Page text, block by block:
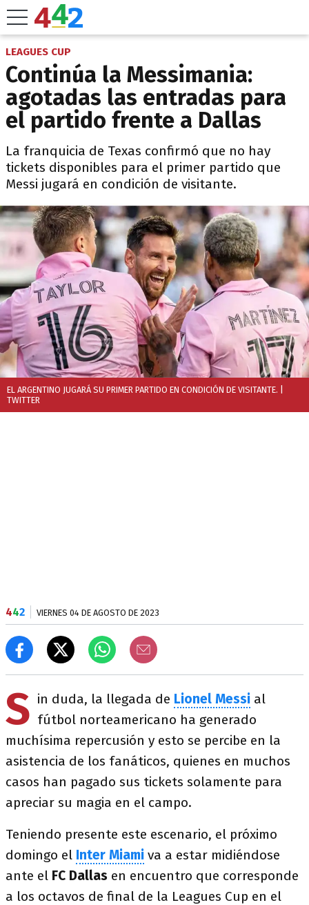
LEAGUES CUP
Continúa la Messimania:
agotadas las entradas para
el partido frente a Dallas
La franquicia de Texas confirmó que no hay
tickets disponibles para el primer partido que
Messi jugará en condición de visitante.
EL ARGENTINO JUGARÁ SU PRIMER PARTIDO EN CONDICIÓN DE VISITANTE.
TWITTER
442 VIERNES 04 DE AGOSTO DE 2023
S in duda, la llegada de Lionel Messi al
fútbol norteamericano ha generado
muchísima repercusión y esto se percibe en la
asistencia de los fanáticos, quienes en muchos
casos han pagado sus tickets solamente para
apreciar su magia en el campo.
Teniendo presente este escenario, el próximo
domingo el Inter Miami va a estar midiéndose
ante el FC Dallas en encuentro que corresponde
a los octavos de final de la Leagues Cup en el